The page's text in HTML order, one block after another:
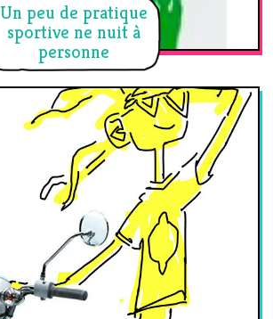
Un peu de pratique
sportive ne nuit à
personne